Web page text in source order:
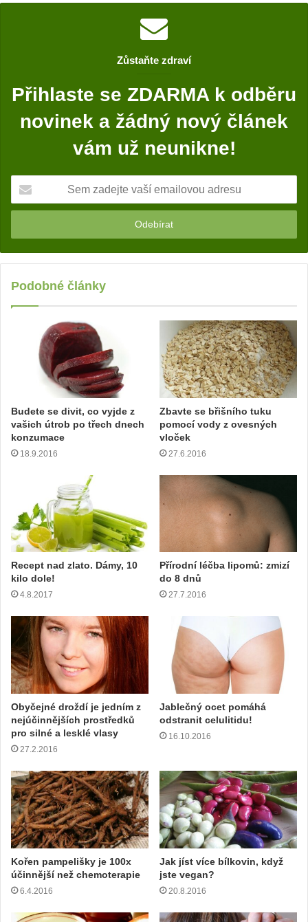
Zůstaňte zdraví
Přihlaste se ZDARMA k odběru
novinek a žádný nový článek
vám už neunikne!
m
a
d
j
a
i
l
o
d
r
Podobné články
Budete se divit, co vyjde z
vašich útrob po třech dnech
konzumace
18.9.2016
Zbavte se břišního tuku
pomocí vody z ovesných
vloček
27.6.2016
Recept nad zlato. Dámy, 10
kilo dole!
4.8.2017
Přírodní léčba lipomů: zmizí
do 8 dnů
27.7.2016
Obyčejné droždí je jedním z
nejúčinnějších prostředků
pro silné a lesklé vlasy
27.2.2016
Jablečný ocet pomáhá
odstranit celulitidu!
16.10.2016
Kořen pampelišky je 100x
účinnější než chemoterapie
6.4.2016
Jak jíst více bílkovin, když
jste vegan?
20.8.2016